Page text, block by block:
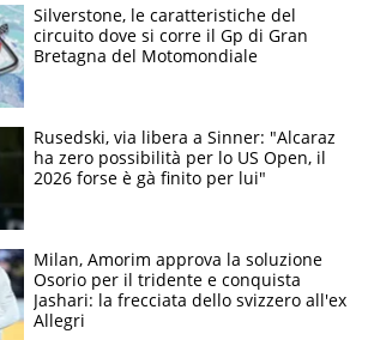
Silverstone, le caratteristiche del
circuito dove si corre il Gp di Gran
Bretagna del Motomondiale
Rusedski, via libera a Sinner: "Alcaraz
ha zero possibilità per lo US Open, il
2026 forse è gà finito per lui"
Milan, Amorim approva la soluzione
Osorio per il tridente e conquista
Jashari: la frecciata dello svizzero all'ex
Allegri